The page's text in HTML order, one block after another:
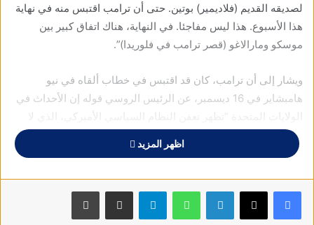
لصديقه القديم (فلاديمير) بوتين. حتى أن ترامب اقتبس منه في نهاية
هذا الأسبوع. هذا ليس مفاجئا. في النهاية، هناك اتفاق كبير بين
موسكو ومارالاغو (قصر ترامب في فلوريدا)”.
ويشار إلى أن ترامب، كان قد اقتبس في خطاب ألقاه في نيو
هامبشاير في 16 ديسمبر، عن الرئيس الروسي قوله إن الأحداث في
الولايات المتحدة “تظهر تعفن النظام السياسي الأميركي، الذي لا
يمكنه المطالبة بتعليم الديمقراطية للآخرين”.
لديمقراطيتنا. العبارات التي يستخدمها تذكرنا بالذين خرجوا من
ألمانيا في الثلاثينيات. وهو يصف أولئك الذين يعارضونه بالطفيليين.
اظهر المزيد
فيسبوك لينكدإن واتساب